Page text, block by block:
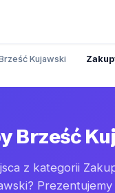
Kujawski
Brześć
z kategorii